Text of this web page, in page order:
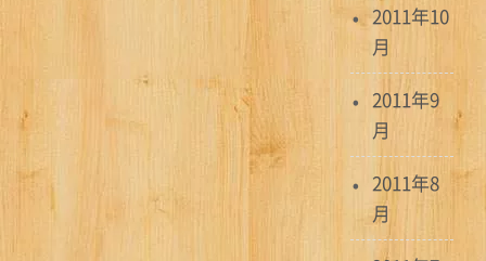
2011年10
月
2011年9
月
2011年8
月